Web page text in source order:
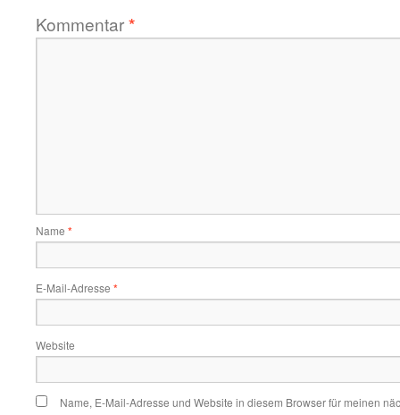
Kommentar*
Name *
E-Mail-Adresse *
Website
Name, E-Mail-Adresse und Website in diesem Browser für meinen